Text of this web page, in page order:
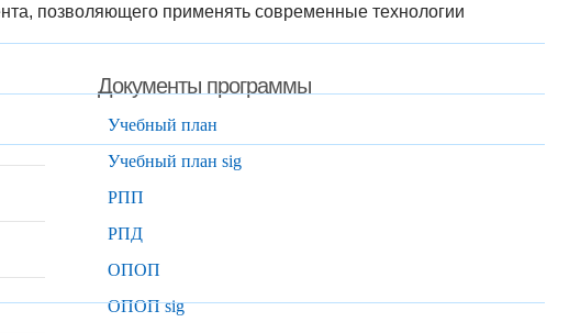
позволяющего применять современные технологии
Документы программы
Учебный план
Учебный план sig
РПП
РПД
ОПОП
ОПОП sig